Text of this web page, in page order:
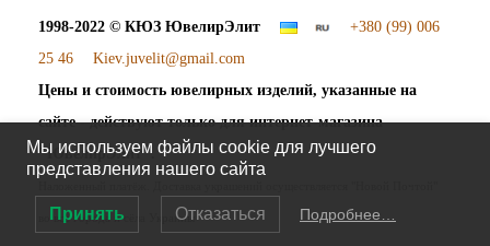
1998-2022 © КЮЗ ЮвелирЭлит
+380 (99) 006
25 46
Kiev.juvelit@gmail.com
Цены и стоимость ювелирных изделий, указанные на
сайте - действуют только для интернет-магазина
"ЮвелирЭлит".
во все города и сёла Украины
Мы используем файлы cookie для лучшего
представления нашего сайта
Принять Отказаться Подробнее…